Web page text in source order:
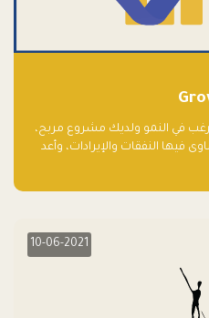
في النمو ولديك مشروع مربح،
فيها النفقات والإيرادات، وأعد
10-06-2021